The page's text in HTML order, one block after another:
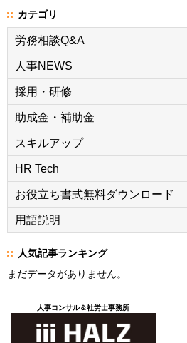
カテゴリ
労務相談Q&A
人事NEWS
採用・研修
助成金・補助金
スキルアップ
HR Tech
お役立ち書式無料ダウンロード
用語説明
人気記事ランキング
まだデータがありません。
人事コンサル＆社労士事務所